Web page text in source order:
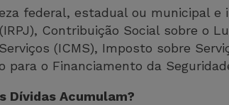
federal, estadual ou municipal e
Contribuição Social sobre o
(ICMS), Imposto sobre
para o Financiamento da
Dívidas Acumulam?